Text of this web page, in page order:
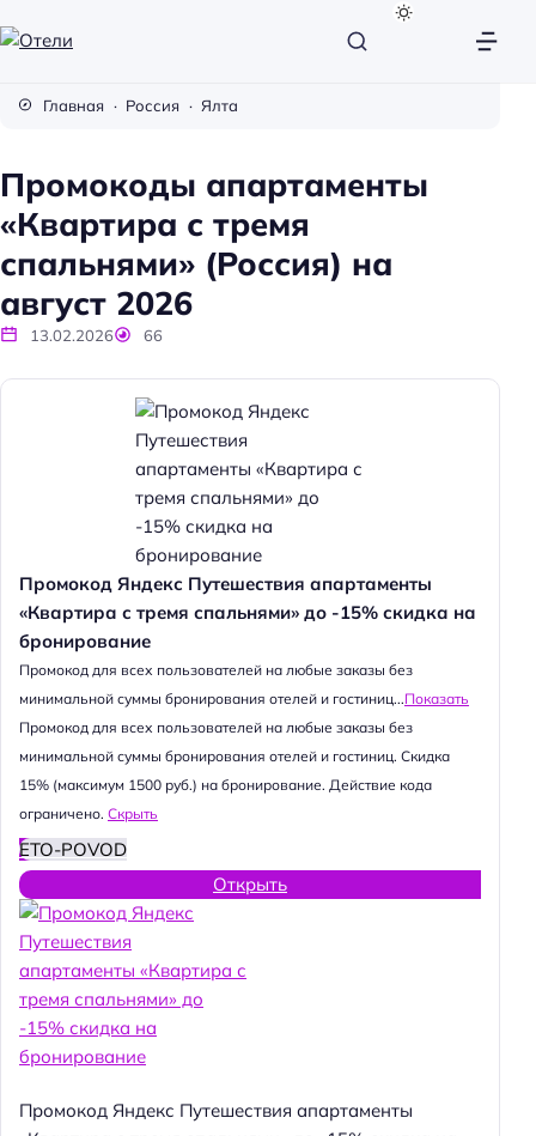
и
Главная Россия Ялта
Промокоды апартаменты
«Квартира с тремя
спальнями» (Россия) на
август 2026
13.02.2026 66
Промокод Яндекс Путешествия апартаменты
«Квартира с тремя спальнями» до -15% скидка на
бронирование
Промокод для всех пользователей на любые заказы без
минимальной суммы бронирования отелей и гостиниц...Показать
Промокод для всех пользователей на любые заказы без
минимальной суммы бронирования отелей и гостиниц. Скидка
15% (максимум 1500 руб.) на бронирование. Действие кода
ограничено. Скрыть
ETO-POVOD
Открыть
Промокод Яндекс Путешествия апартаменты